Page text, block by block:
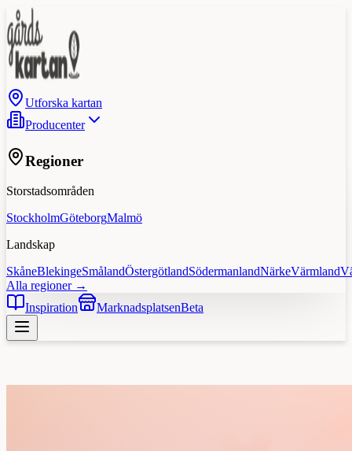
Utforska kartan
Producenter
Regioner
Storstadsområden
StockholmGöteborgMalmö
Landskap
SkåneBlekingeSmålandÖstergötlandSödermanlandNärkeVärmland
Alla regioner →
Inspiration
MarknadsplatsenBeta